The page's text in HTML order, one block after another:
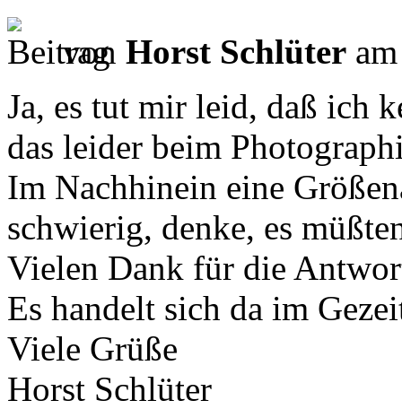
von Horst Schlüter
Ja, es tut mir leid, daß ich
das leider beim
Im Nachhinein eine
schwierig, denke, es
Vielen Dank für die
Es handelt sich da im
Viele Grüße
Horst Schlüter